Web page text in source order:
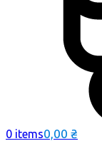
0 items0,00 ₴